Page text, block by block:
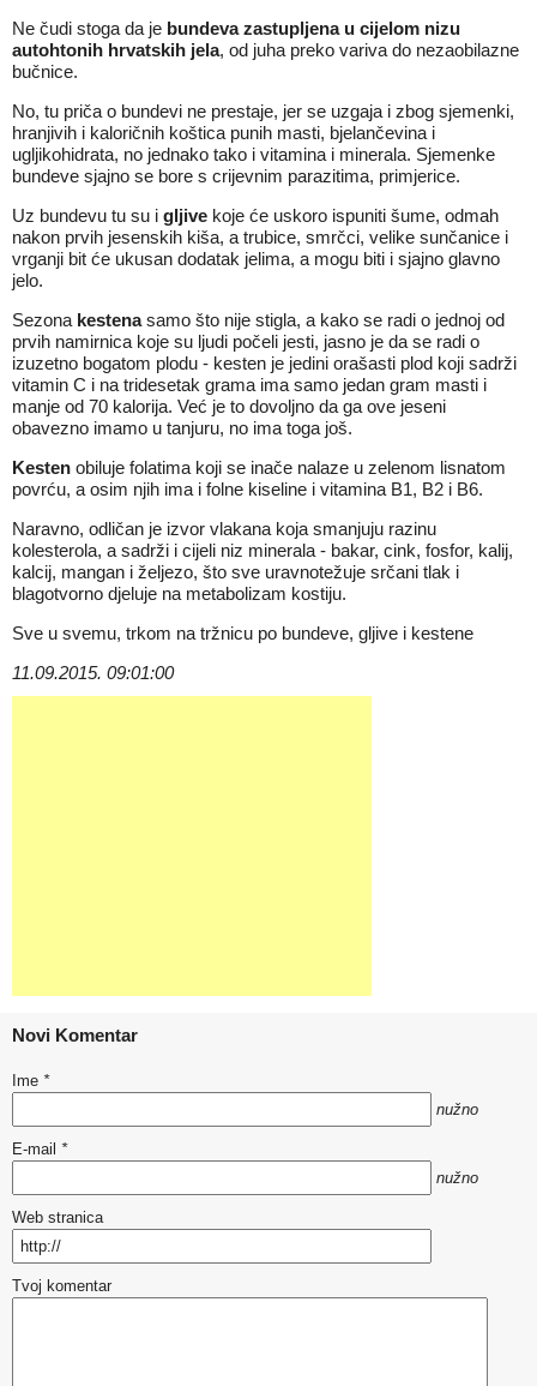
Ne čudi stoga da je bundeva zastupljena u cijelom nizu
autohtonih hrvatskih jela, od juha preko variva do nezaobilazne
bučnice.
No, tu priča o bundevi ne prestaje, jer se uzgaja i zbog sjemenki,
hranjivih i kaloričnih koštica punih masti, bjelančevina i
ugljikohidrata, no jednako tako i vitamina i minerala. Sjemenke
bundeve sjajno se bore s crijevnim parazitima, primjerice.
Uz bundevu tu su i gljive koje će uskoro ispuniti šume, odmah
nakon prvih jesenskih kiša, a trubice, smrčci, velike sunčanice i
vrganji bit će ukusan dodatak jelima, a mogu biti i sjajno glavno
jelo.
Sezona kestenasamo što nije stigla, a kako se radi o jednoj od
prvih namirnica koje su ljudi počeli jesti, jasno je da se radi o
izuzetno bogatom plodu - kesten je jedini orašasti plod koji sadrži
vitamin C i na tridesetak grama ima samo jedan gram masti i
manje od 70 kalorija. Već je to dovoljno da ga ove jeseni
obavezno imamo u tanjuru, no ima toga još.
Kesten obiluje folatima koji se inače nalaze u zelenom lisnatom
povrću, a osim njih ima i folne kiseline i vitamina B1, B2 i B6.
Naravno, odličan je izvor vlakana koja smanjuju razinu
kolesterola, a sadrži i cijeli niz minerala - bakar, cink, fosfor, kalij,
kalcij, mangan i željezo, što sve uravnotežuje srčani tlak i
blagotvorno djeluje na metabolizam kostiju.
Sve u svemu, trkom na tržnicu po bundeve, gljive i kestene
11.09.2015. 09:01:00
Novi Komentar
Ime *
nužno
E-mail *
nužno
Web stranica
Tvoj komentar